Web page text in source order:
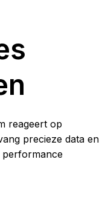
reageert op
precieze data en
performance